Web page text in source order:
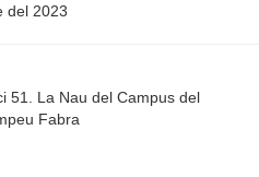
del 2023
51. La Nau del Campus del
Fabra